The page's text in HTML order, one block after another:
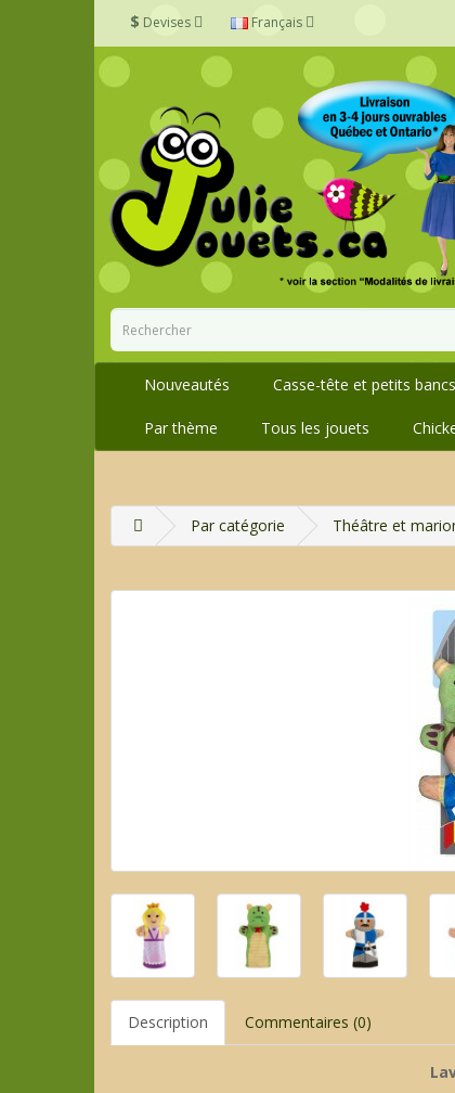
$ Devises Français
Nouveautés Casse-tête et petits
Par thème Tous les jouets
Par catégorie Théâtre et
Description Commentaires (0)